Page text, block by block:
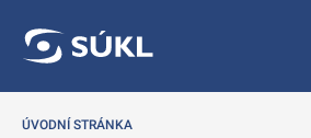
ÚVODNÍ STRÁNKA